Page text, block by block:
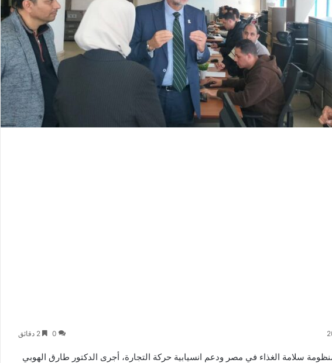
0
سلامة الغذاء في مصر ودعم انسيابية حركة التجارة، أجرى الدكتور طارق الهوبي